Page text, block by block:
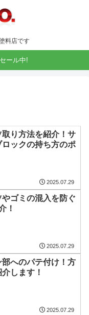
料店です
ール中!
り方法を紹介！サ
ロックの持ち方のポ
2025.07.29
ゴミの混入を防ぐ
！
2025.07.29
へのパテ付け！方
します！
2025.07.29